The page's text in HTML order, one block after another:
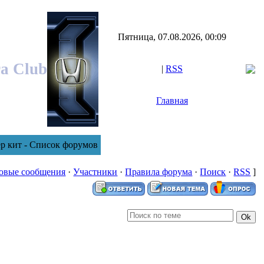
Club
Пятница, 07.08.2026, 00:09
| RSS
Главная
кит - Список форумов
сообщения ·Участники ·Правила форума ·Поиск ·RSS ]